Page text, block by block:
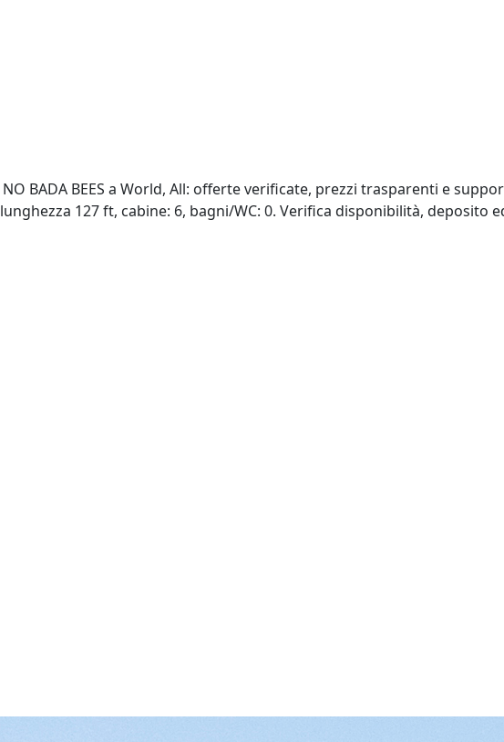
BADA BEES a World, All: offerte verificate, prezzi trasparenti e
127 ft, cabine: 6, bagni/WC: 0. Verifica disponibilità, deposito